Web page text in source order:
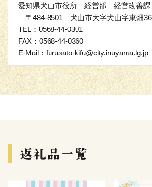
愛知県犬山市役所 経営部 経営改善課
〒484-8501 犬山市大字犬山字東畑36
TEL：0568-44-0301
FAX：0568-44-0360
E-Mail：furusato-kifu@city.inuyama.lg.jp